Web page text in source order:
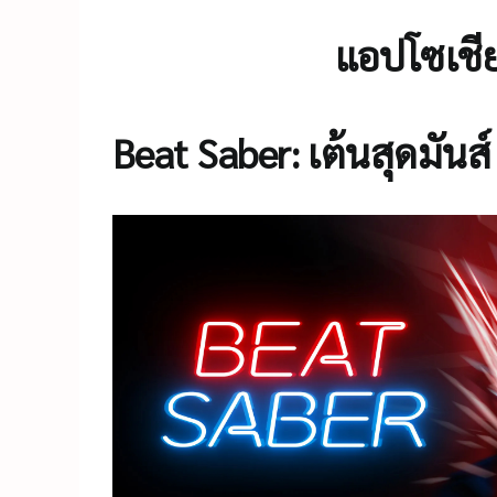
แอปโซเ
Beat Saber: เต้นสุดมั